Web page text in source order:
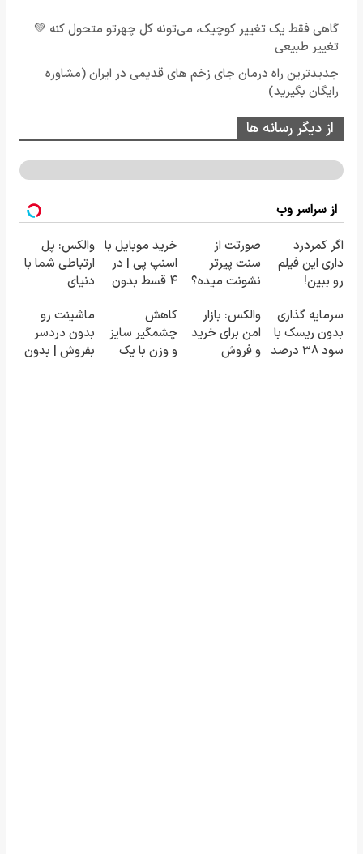
گاهی فقط یک تغییر کوچیک، می‌تونه کل چهرتو متحول کنه 💚
تغییر طبیعی
جدیدترین راه درمان جای زخم های قدیمی در ایران (مشاوره
رایگان بگیرید)
از دیگر رسانه ها
از سراسر وب
اگر کمردرد
داری این فیلم
رو ببین!
رو پر کن◖
صورتت از
سنت پیرتر
نشونت میده؟
می‌گردونه 🔰
خرید موبایل با
اسنپ پی | در
۴ قسط بدون
والکس: پل
ارتباطی شما با
دنیای
دیجیتال
سرمایه گذاری
بدون ریسک با
سود 38 درصد
والکس: بازار
امن برای خرید
و فروش
کاهش
چشمگیر سایز
و وزن با یک
ماشینت رو
بدون دردسر
بفروش | بدون